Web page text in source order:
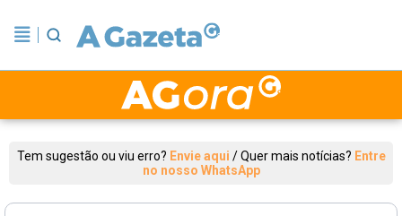
Tem sugestão ou viu erro? Envie aqui /Quer mais notícias? Entre
no nosso WhatsApp